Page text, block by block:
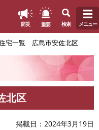
防災 重要 検索 メニュー
宅一覧 広島市安佐北区
北区
掲載日 2024年3月19日